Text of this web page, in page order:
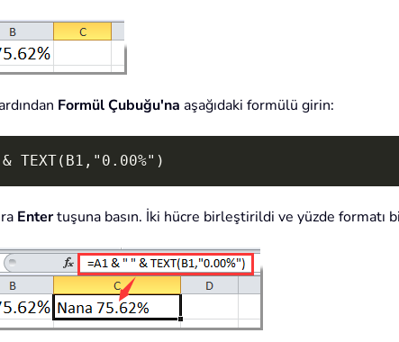
Formül Çubuğu'na aşağıdaki formülü girin:
TEXT(B1,"0.00%")
Entertuşuna basın. İki hücre birleştirildi ve yüzde formatı